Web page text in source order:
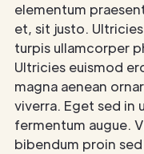
elementum
et, sit justo.
turpis ullamcorper
Ultricies euismod
magna aenean
viverra. Eget sed in
fermentum augue.
bibendum proin